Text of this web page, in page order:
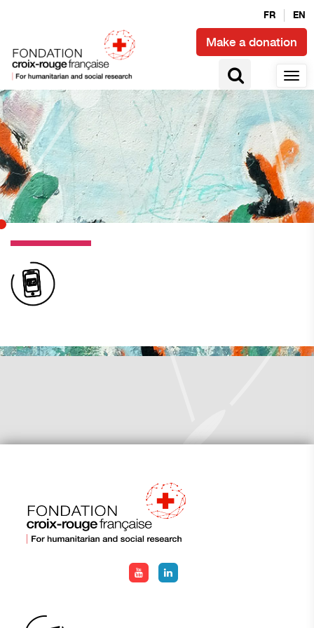
FR EN
Make a donation